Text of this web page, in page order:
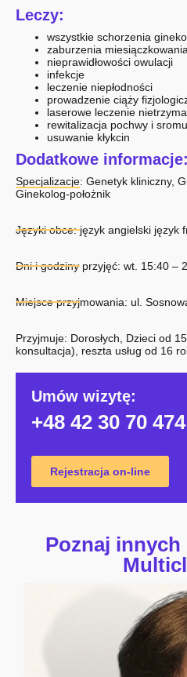
Leczy:
wszystkie schorzenia
zaburzenia miesiączkowania
nieprawidłowości owulacji
infekcje
leczenie niepłodności
prowadzenie ciąży
laserowe leczenie
rewitalizacja pochwy i sromu
usuwanie kłykcin
Dodatkowe informacje:
Specjalizacje: Genetyk kliniczny,
Ginekolog-położnik
Języki obce: język angielski język
Dni i godziny przyjęć: wt. 15:40 –
Miejsce przyjmowania: ul.
Przyjmuje: Dorosłych, Dzieci od
konsultacja), reszta usług od 16
Umów wizytę:
+48 42 30 70 474
Rejestracja on-line
Poznaj